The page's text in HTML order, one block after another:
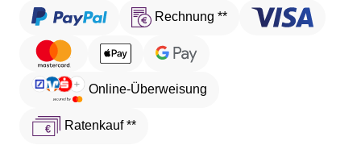
Rechnung **
Online-Überweisung
Ratenkauf **